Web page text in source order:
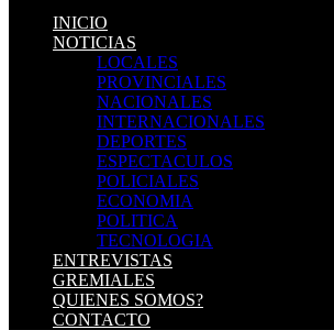
INICIO
NOTICIAS
LOCALES
PROVINCIALES
NACIONALES
INTERNACIONALES
DEPORTES
ESPECTACULOS
POLICIALES
ECONOMIA
POLITICA
TECNOLOGIA
ENTREVISTAS
GREMIALES
QUIENES SOMOS?
CONTACTO